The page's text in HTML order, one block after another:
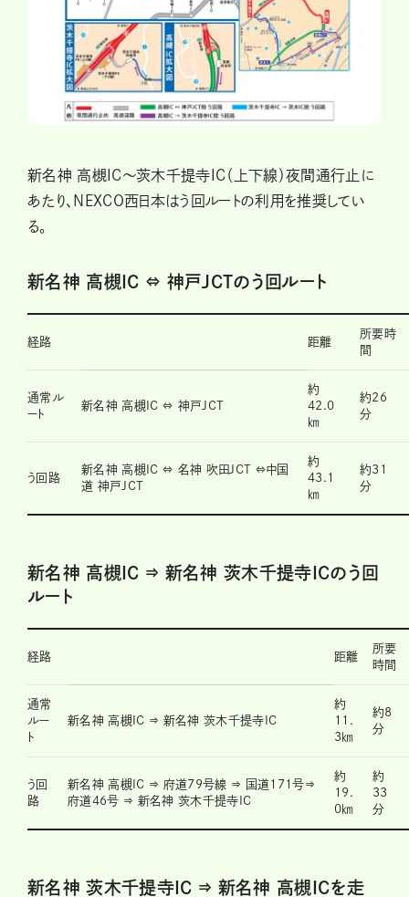
新名神 高槻IC〜茨木千提寺IC（上下線）夜間通行止に
あたり、NEXCO西日本はう回ルートの利用を推奨してい
る。
新名神 高槻IC ⇔ 神戸JCTのう回ルート
経路 距離
所要時
間
通常ル
ート
新名神 高槻IC ⇔ 神戸JCT
約
42.0
㎞
約26
分
う回路
新名神 高槻IC ⇔ 名神 吹田JCT ⇔中国
道 神戸JCT
約
43.1
㎞
約31
分
新名神 高槻IC ⇒ 新名神 茨木千提寺ICのう回
ルート
経路 距離
所要
時間
通常
ルー
ト
新名神 高槻IC ⇒ 新名神 茨木千提寺IC
約
11.
3㎞
約8
分
う回
路
新名神 高槻IC ⇒ 府道79号線 ⇒ 国道171号⇒
府道46号 ⇒ 新名神 茨木千提寺IC
約
19.
0㎞
約
33
分
新名神 茨木千提寺IC ⇒ 新名神 高槻ICを走